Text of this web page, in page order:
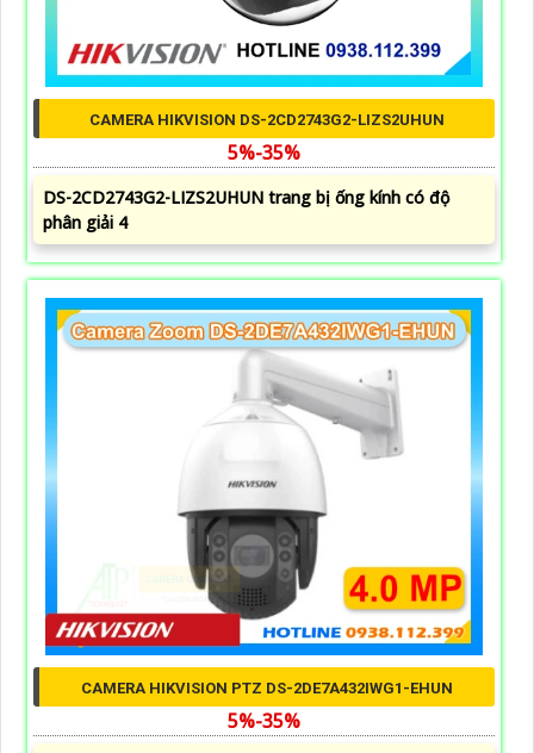
CAMERA HIKVISION DS-2CD2743G2-LIZS2UHUN
5%-35%
DS-2CD2743G2-LIZS2UHUN trang bị ống kính có độ
phân giải 4
CAMERA HIKVISION PTZ DS-2DE7A432IWG1-EHUN
5%-35%